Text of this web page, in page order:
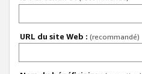
URL du site Web : (recommandé)